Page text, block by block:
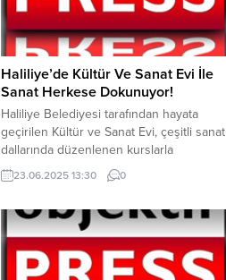
Haliliye’de Kültür Ve Sanat Evi İle
Sanat Herkese Dokunuyor!
Haliliye Belediyesi tarafından hayata
geçirilen Kültür ve Sanat Evi, çeşitli sanat
dallarında düzenlenen kurslarla
vatandaşlara hem mesleki beceri
kazandırıyor hem de boş vakitlerini
keman, bağlama, ebru, hüsn-i hat ve
piyano gibi alanlarda düzenlenen
eğitimlerekatılan kursiyerler, kendilerini
geliştirirken keyifli vakit geçiriyor.
23.06.2025 13:30 0